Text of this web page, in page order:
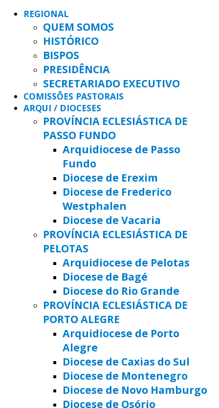
REGIONAL
QUEM SOMOS
HISTÓRICO
BISPOS
PRESIDÊNCIA
SECRETARIADO EXECUTIVO
COMISSÕES PASTORAIS
ARQUI / DIOCESES
PROVÍNCIA ECLESIÁSTICA DE
PASSO FUNDO
Arquidiocese de Passo
Fundo
Diocese de Erexim
Diocese de Frederico
Westphalen
Diocese de Vacaria
PROVÍNCIA ECLESIÁSTICA DE
PELOTAS
Arquidiocese de Pelotas
Diocese de Bagé
Diocese do Rio Grande
PROVÍNCIA ECLESIÁSTICA DE
PORTO ALEGRE
Arquidiocese de Porto
Alegre
Diocese de Caxias do Sul
Diocese de Montenegro
Diocese de Novo Hamburgo
Diocese de Osório